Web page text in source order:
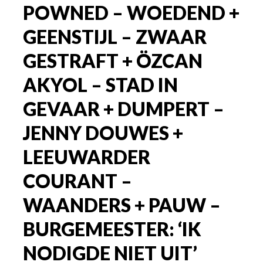
POWNED – WOEDEND +
GEENSTIJL – ZWAAR
GESTRAFT + ÖZCAN
AKYOL – STAD IN
GEVAAR + DUMPERT –
JENNY DOUWES +
LEEUWARDER
COURANT –
WAANDERS + PAUW –
BURGEMEESTER: ‘IK
NODIGDE NIET UIT’